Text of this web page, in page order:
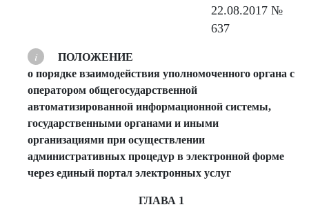
22.08.2017 №
637
ПОЛОЖЕНИЕ
о порядке взаимодействия уполномоченного органа с
оператором общегосударственной
автоматизированной информационной системы,
государственными органами и иными
организациями при осуществлении
административных процедур в электронной форме
через единый портал электронных услуг
ГЛАВА 1